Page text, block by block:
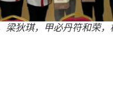
梁狄琪，甲必丹符和荣